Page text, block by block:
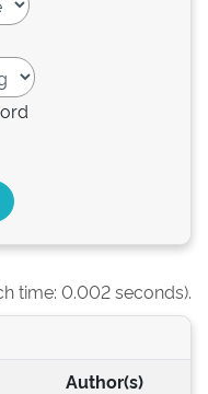
time: 0.002 seconds).
Author(s)